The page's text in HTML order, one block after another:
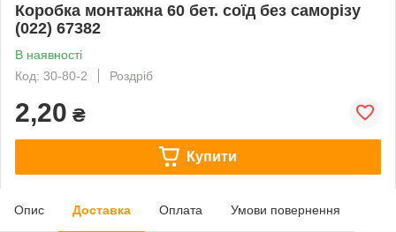
Коробка монтажна 60 бет. соїд без саморізу
(022) 67382
В наявності
Код: 30-80-2
Роздріб
2,20 ₴
Купити
Опис Доставка Оплата Умови повернення